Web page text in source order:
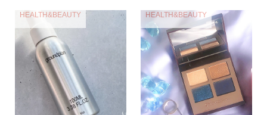
HEALTH&BEAUTY HEALTH&BEAUTY